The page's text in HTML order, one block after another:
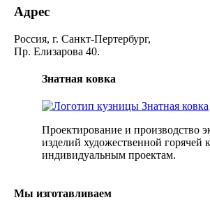
Адрес
Россия, г. Санкт-Пертербург,
Пр. Елизарова 40.
Знатная ковка
Проектирование и производство
изделий художественной горячей
индивидуальным проектам.
Мы изготавливаем